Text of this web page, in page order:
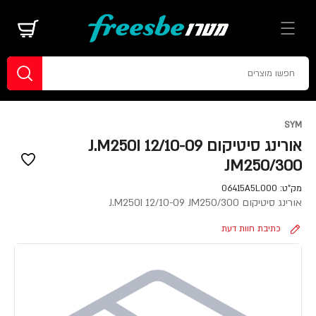
SYM
אורינג סיטיקום J.M250I 12/10-09
JM250/300
מק"ט: 06415A5L000
אורינג סיטיקום J.M250I 12/10-09 JM250/300
כתיבת חוות דעת